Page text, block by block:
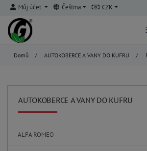
Můj účet Čeština CZK
Domů / AUTOKOBERCE A VANY DO KUFRU /
AUTOKOBERCE A VANY DO KUFRU
ALFA ROMEO